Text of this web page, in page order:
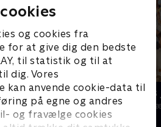
og cookies fra
for at give dig den bedste
til statistik og til at
dig. Vores
kan anvende cookie-data til
på egne og andres
og fravælge cookies
24
TV-Shows • 1